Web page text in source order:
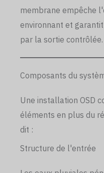
membrane empêche
environnant et
par la sortie contrôlée.
Composants du
Une installation OSD
éléments en plus du
dit :
Structure de l'entrée